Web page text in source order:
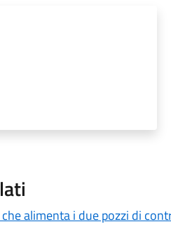
alimenta i due pozzi di